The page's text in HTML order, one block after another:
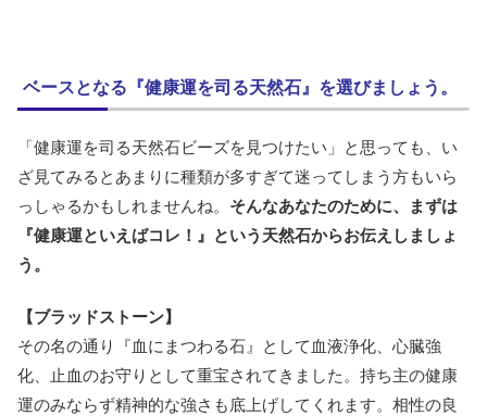
ベースとなる『健康運を司る天然石』を選びましょう。
「健康運を司る天然石ビーズを見つけたい」と思っても、い
ざ見てみるとあまりに種類が多すぎて迷ってしまう方もいら
っしゃるかもしれませんね。 そんなあなたのために、まずは
『健康運といえばコレ！』という天然石からお伝えしましょ
う。
【ブラッドストーン】
その名の通り『血にまつわる石』として血液浄化、心臓強
化、止血のお守りとして重宝されてきました。持ち主の健康
運のみならず精神的な強さも底上げしてくれます。相性の良